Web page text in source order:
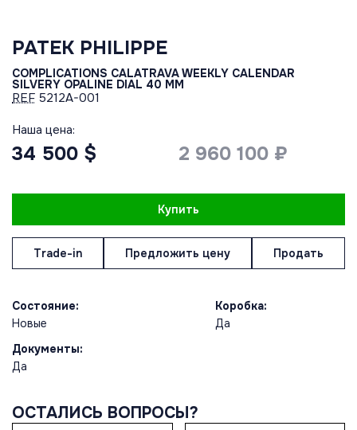
PATEK PHILIPPE
COMPLICATIONS CALATRAVA WEEKLY CALENDAR
SILVERY OPALINE DIAL 40 MM
REF 5212A-001
Наша цена:
34 500 $ 2 960 100 ₽
Купить
Trade-in Предложить цену Продать
Состояние:
Новые
Коробка:
Да
Документы:
Да
ОСТАЛИСЬ ВОПРОСЫ?